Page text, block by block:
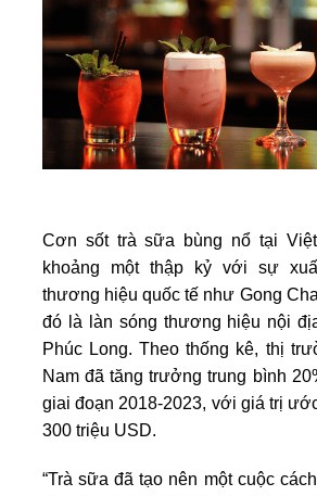
Cơn sốt trà sữa bùng nổ tại
khoảng một thập kỷ với sự
thương hiệu quốc tế như Gong
đó là làn sóng thương hiệu nội
Phúc Long. Theo thống kê, thị
Nam đã tăng trưởng trung bình
giai đoạn 2018-2023, với giá trị
300 triệu USD.
“Trà sữa đã tạo nên một cuộc